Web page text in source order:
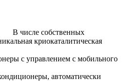
В числе собственных
криокаталитическая
с управлением с мобильного
автоматически